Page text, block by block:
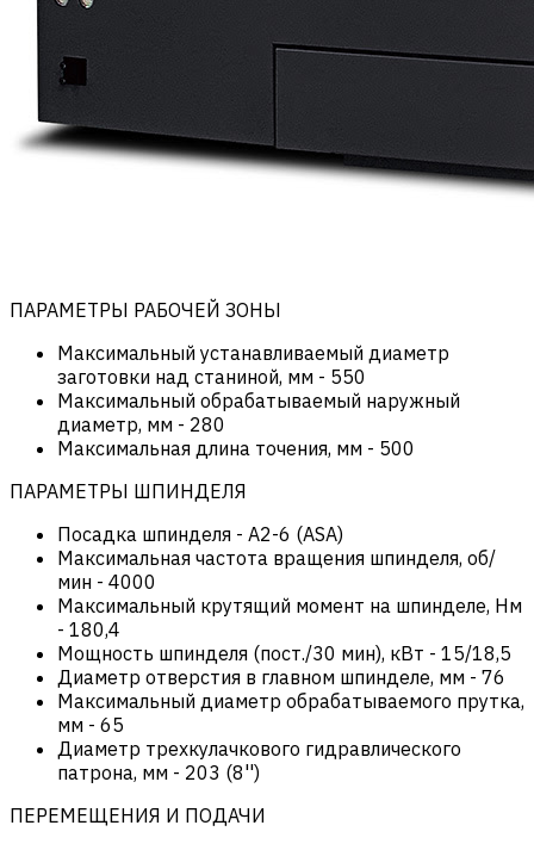
ПАРАМЕТРЫ РАБОЧЕЙ ЗОНЫ
Максимальный устанавливаемый диаметр
заготовки над станиной, мм - 550
Максимальный обрабатываемый наружный
диаметр, мм - 280
Максимальная длина точения, мм - 500
ПАРАМЕТРЫ ШПИНДЕЛЯ
Посадка шпинделя - А2-6 (ASA)
Максимальная частота вращения шпинделя, об/
мин - 4000
Максимальный крутящий момент на шпинделе, Нм
- 180,4
Мощность шпинделя (пост./30 мин), кВт - 15/18,5
Диаметр отверстия в главном шпинделе, мм - 76
Максимальный диаметр обрабатываемого прутка,
мм - 65
Диаметр трехкулачкового гидравлического
патрона, мм - 203 (8'')
ПЕРЕМЕЩЕНИЯ И ПОДАЧИ